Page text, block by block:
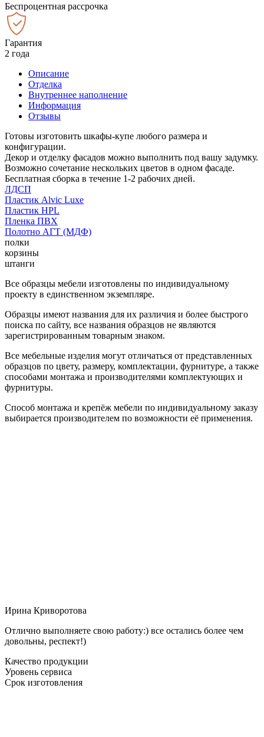
Беспроцентная рассрочка
Гарантия
2 года
Описание
Отделка
Внутреннее наполнение
Информация
Отзывы
Готовы изготовить шкафы-купе любого размера и
конфигурации.
Декор и отделку фасадов можно выполнить под вашу задумку.
Возможно сочетание нескольких цветов в одном фасаде.
Бесплатная сборка в течение 1-2 рабочих дней.
ЛДСП
Пластик Alvic Luxe
Пластик HPL
Пленка ПВХ
Полотно АГТ (МДФ)
полки
корзины
штанги
Все образцы мебели изготовлены по индивидуальному
проекту в единственном экземпляре.
Образцы имеют названия для их различия и более быстрого
поиска по сайту, все названия образцов не являются
зарегистрированным товарным знаком.
Все мебельные изделия могут отличаться от представленных
образцов по цвету, размеру, комплектации, фурнитуре, а также
способами монтажа и производителями комплектующих и
фурнитуры.
Способ монтажа и крепёж мебели по индивидуальному заказу
выбирается производителем по возможности её применения.
Ирина Криворотова
Отлично выполняете свою работу:) все остались более чем
довольны, респект!)
Качество продукции
Уровень сервиса
Срок изготовления